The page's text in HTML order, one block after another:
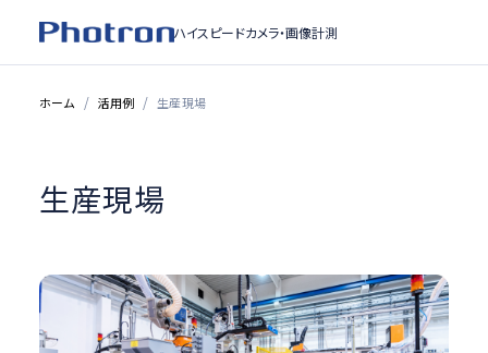
ハイスピードカメラ・画像計測
ホーム 活用例 生産現場
生産現場